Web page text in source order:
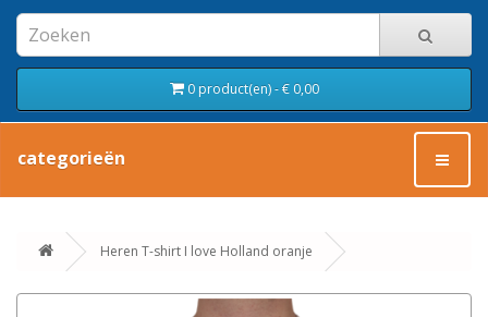
0 product(en) - € 0,00
categorieën
Heren T-shirt I love Holland oranje